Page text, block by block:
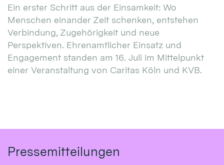
Ein erster Schritt aus der Einsamkeit: Wo
Menschen einander Zeit schenken, entstehen
Verbindung, Zugehörigkeit und neue
Perspektiven. Ehrenamtlicher Einsatz und
Engagement standen am 16. Juli im Mittelpunkt
einer Veranstaltung von Caritas Köln und KVB.
Pressemitteilungen